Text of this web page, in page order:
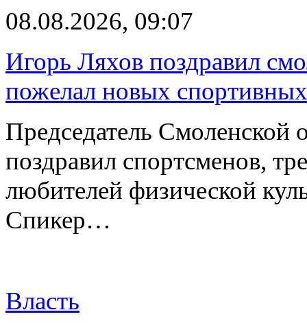
08.08.2026, 09:07
Игорь Ляхов поздравил
пожелал новых
Председатель
поздравил спортсменов,
любителей физической
Спикер…
Власть